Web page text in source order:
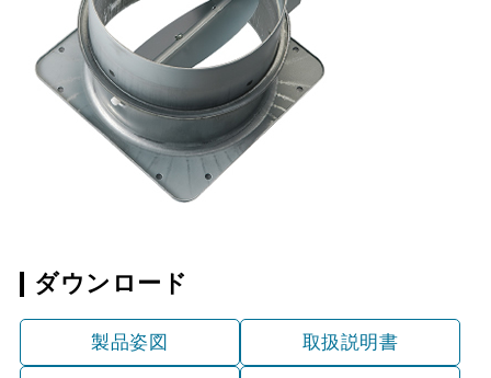
YMP30-345 W ¥3,300（税抜価格 ￥
YMP30-345 SI ¥5,170（税抜価格 ￥
ダウンロード
製品姿図 取扱説明書